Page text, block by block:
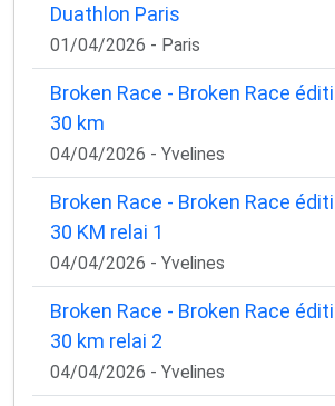
Duathlon Paris
01/04/2026 - Paris
Broken Race - Broken Race
30 km
04/04/2026 - Yvelines
Broken Race - Broken Race
30 KM relai 1
04/04/2026 - Yvelines
Broken Race - Broken Race
30 km relai 2
04/04/2026 - Yvelines